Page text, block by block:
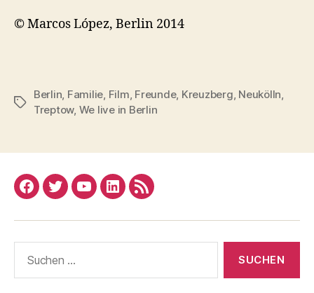
© Marcos López, Berlin 2014
Schlagwörter
Berlin, Familie, Film, Freunde, Kreuzberg, Neukölln,
Treptow, We live in Berlin
Facebook
TwitterYouTube
LinkedRSS
nach: